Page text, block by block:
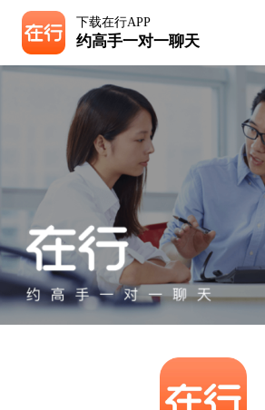
下载在行APP
约高手一对一聊天